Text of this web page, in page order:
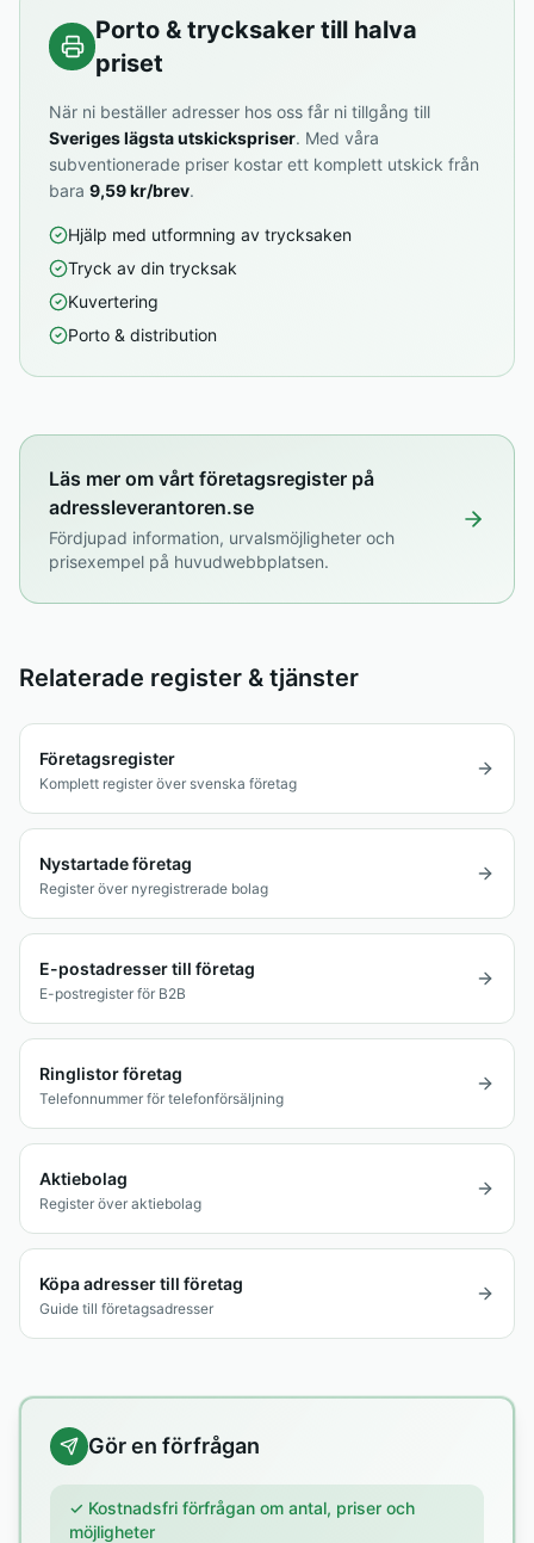
Porto & trycksaker till halva
priset
När ni beställer adresser hos oss får ni tillgång till
Sveriges lägsta utskickspriser. Med våra
subventionerade priser kostar ett komplett utskick från
bara 9,59 kr/brev.
Hjälp med utformning av trycksaken
Tryck av din trycksak
Kuvertering
Porto & distribution
Läs mer om vårt företagsregister på
adressleverantoren.se
Fördjupad information, urvalsmöjligheter och
prisexempel på huvudwebbplatsen.
Relaterade register & tjänster
Företagsregister
Komplett register över svenska företag
Nystartade företag
Register över nyregistrerade bolag
E-postadresser till företag
E-postregister för B2B
Ringlistor företag
Telefonnummer för telefonförsäljning
Aktiebolag
Register över aktiebolag
Köpa adresser till företag
Guide till företagsadresser
Gör en förfrågan
✓ Kostnadsfri förfrågan om antal, priser och
möjligheter